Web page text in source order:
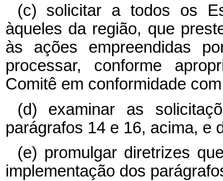
(c) solicitar a todos os
àqueles da região, que
às ações empreendidas
processar, conforme
Comitê em conformidade
(d) examinar as
parágrafos 14 e 16, acima, e
(e) promulgar diretrizes
implementação dos